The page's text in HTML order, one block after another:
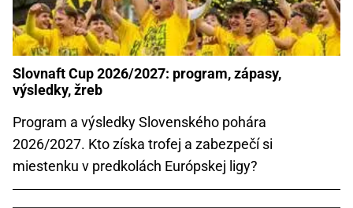
Slovnaft Cup 2026/2027: program, zápasy,
výsledky, žreb
Program a výsledky Slovenského pohára
2026/2027. Kto získa trofej a zabezpečí si
miestenku v predkolách Európskej ligy?